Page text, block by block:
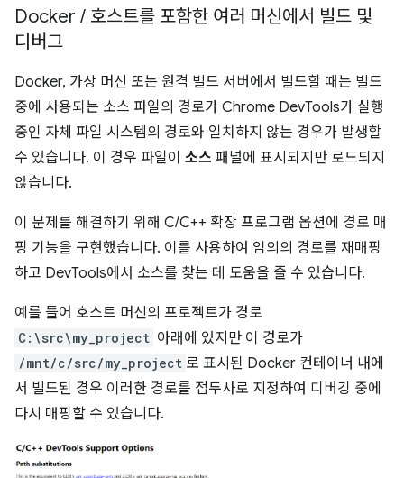
Docker / 호스트를 포함한 여러 머신에서 빌드 및
디버그
Docker, 가상 머신 또는 원격 빌드 서버에서 빌드할 때는 빌드
중에 사용되는 소스 파일의 경로가 Chrome DevTools가 실행
중인 자체 파일 시스템의 경로와 일치하지 않는 경우가 발생할
수 있습니다. 이 경우 파일이 소스 패널에 표시되지만 로드되지
않습니다.
이 문제를 해결하기 위해 C/C++ 확장 프로그램 옵션에 경로 매
핑 기능을 구현했습니다. 이를 사용하여 임의의 경로를 재매핑
하고 DevTools에서 소스를 찾는 데 도움을 줄 수 있습니다.
예를 들어 호스트 머신의 프로젝트가 경로
C:\src\my_project 아래에 있지만 이 경로가
/mnt/c/src/my_project 로 표시된 Docker 컨테이너 내에
서 빌드된 경우 이러한 경로를 접두사로 지정하여 디버깅 중에
다시 매핑할 수 있습니다.